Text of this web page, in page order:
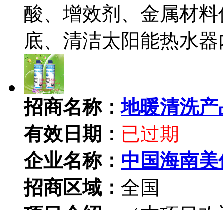
酸、增效剂、金属材
底、清洁太阳能热水
招商名称：地暖清洗
有效日期： 已过期
企业名称： 中国海南
招商区域： 全国